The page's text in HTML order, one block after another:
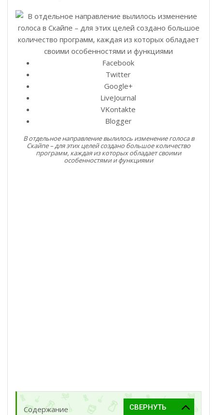
Facebook
Twitter
Google+
LiveJournal
VKontakte
Blogger
В отдельное направление вылилось изменение голоса в
Скайпе – для этих целей создано большое количество
программ, каждая из которых обладает своими
особенностями и функциями
Содержание